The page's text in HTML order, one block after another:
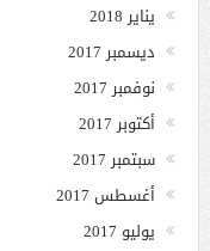
يناير 2018
ديسمبر 2017
نوفمبر 2017
أكتوبر 2017
سبتمبر 2017
أغسطس 2017
يوليو 2017